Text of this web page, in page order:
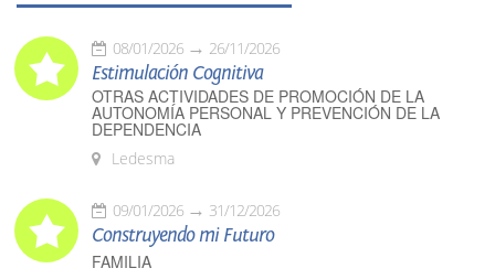
08/01/2026 26/11/2026
Estimulación Cognitiva
OTRAS ACTIVIDADES DE PROMOCIÓN DE LA
AUTONOMÍA PERSONAL Y PREVENCIÓN DE LA
DEPENDENCIA
Ledesma
09/01/2026 31/12/2026
Construyendo mi Futuro
FAMILIA